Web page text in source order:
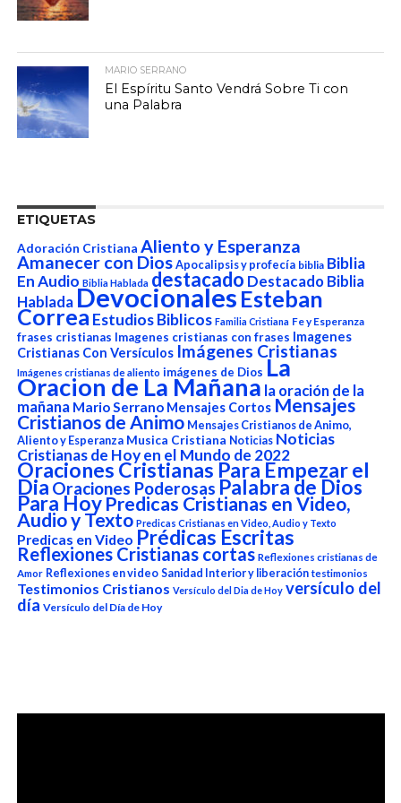
MARIO SERRANO
El Espíritu Santo Vendrá Sobre Ti con
una Palabra
ETIQUETAS
Adoración Cristiana Aliento y Esperanza
Amanecer con Dios Apocalipsis y profecía biblia Biblia
En Audio Biblia Hablada destacado Destacado Biblia
HabladaDevocionalesEsteban
Correa Estudios Biblicos Familia Cristiana Fe y Esperanza
frases cristianas Imagenes cristianas con frases Imagenes
Cristianas Con Versículos Imágenes Cristianas
Imágenes cristianas de aliento imágenes de Dios La
Oracion de La Mañana la oración de la
mañana Mario Serrano Mensajes Cortos Mensajes
Cristianos de Animo Mensajes Cristianos de Animo,
Aliento y Esperanza Musica Cristiana Noticias Noticias
Cristianas de Hoy en el Mundo de 2022
Oraciones Cristianas Para Empezar el
DiaOraciones Poderosas Palabra de Dios
Para Hoy Predicas Cristianas en Video,
Audio y Texto Predicas Cristianas en Video, Audio y Texto
Predicas en Video Prédicas Escritas
Reflexiones Cristianas cortas Reflexiones cristianas de
Amor Reflexiones en video Sanidad Interior y liberación testimonios
Testimonios Cristianos Versículo del Dia de Hoy versículo del
día Versículo del Día de Hoy
Reproductor